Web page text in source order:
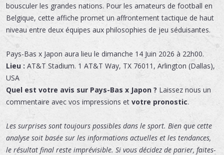
bousculer les grandes nations. Pour les amateurs de football en
Belgique, cette affiche promet un affrontement tactique de haut
niveau entre deux équipes aux philosophies de jeu séduisantes.
Pays-Bas x Japonaura lieu le dimanche 14 Juin 2026 à 22h00.
Lieu : AT&T Stadium. 1 AT&T Way, TX 76011,Arlington (Dallas),
USA
Quel est votre avis sur Pays-Bas x Japon ? Laissez nous un
commentaire avec vos impressions et votre pronostic.
Les surprises sont toujours possibles dans le sport. Bien que cette
analyse soit basée sur les informations actuelles et les tendances,
le résultat final reste imprévisible. Si vous décidez de parier, faites-